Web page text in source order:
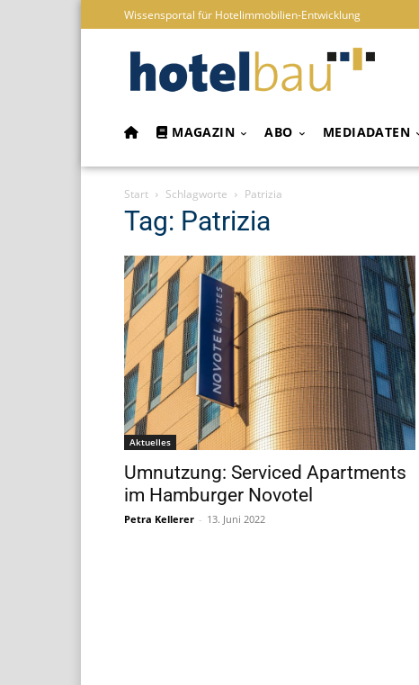
Wissensportal für Hotelimmobilien-Entwicklung
MAGAZIN ABO MEDIADATEN
Start Schlagworte Patrizia
Tag: Patrizia
Aktuelles
Umnutzung: Serviced Apartments
im Hamburger Novotel
Petra Kellerer - 13. Juni 2022